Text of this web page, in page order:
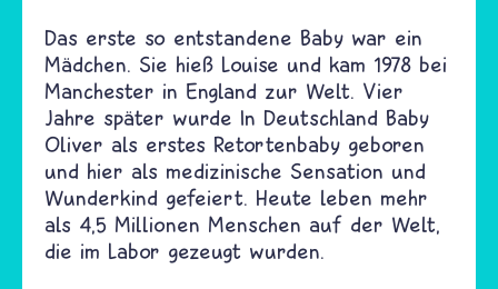
Das erste so entstandene Baby war ein
Mädchen. Sie hieß Louise und kam 1978 bei
Manchester in England zur Welt. Vier
Jahre später wurde In Deutschland Baby
Oliver als erstes Retortenbaby geboren
und hier als medizinische Sensation und
Wunderkind gefeiert. Heute leben mehr
als 4,5 Millionen Menschen auf der Welt,
die im Labor gezeugt wurden.